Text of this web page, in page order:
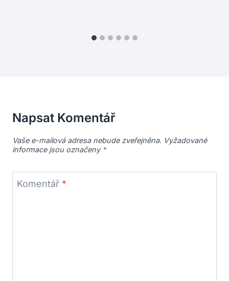
Napsat Komentář
Vaše e-mailová adresa nebude zveřejněna. Vyžadované
informace jsou označeny *
Komentář *